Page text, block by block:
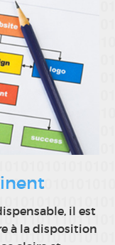
il est
à la disposition